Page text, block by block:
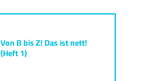
Von B bis Z! Das ist nett!
(Heft 1)